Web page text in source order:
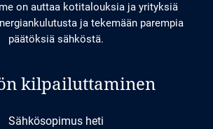
on auttaa kotitalouksia ja yrityksiä
ja tekemään parempia
päätöksiä sähköstä.
kilpailuttaminen
Sähkösopimus heti